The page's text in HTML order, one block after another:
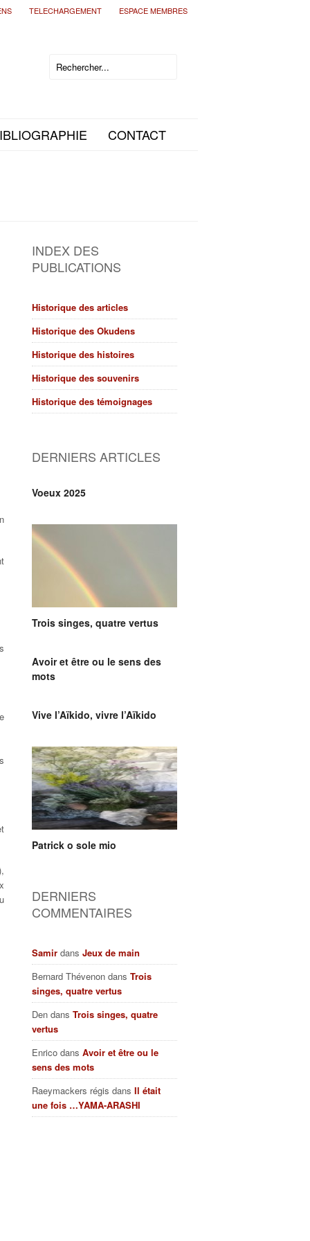
TELECHARGEMENT ESPACE MEMBRES
CONTACT
INDEX DES
PUBLICATIONS
Historique des articles
Historique des Okudens
Historique des histoires
Historique des souvenirs
Historique des témoignages
DERNIERS ARTICLES
Voeux 2025
Trois singes, quatre vertus
Avoir et être ou le sens des
mots
Vive l’Aïkido, vivre l’Aïkido
Patrick o sole mio
DERNIERS
COMMENTAIRES
Samir dans Jeux de main
Bernard Thévenon dans Trois
singes, quatre vertus
Den dans Trois singes, quatre
vertus
Enrico dans Avoir et être ou le
sens des mots
Raeymackers régis dans Il était
une fois …YAMA-ARASHI